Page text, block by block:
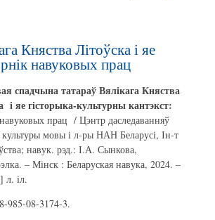
Княства Літоўска і яе
навуковых прац
спадчына татараў Вялікага Княства
і яе гісторыка-культурны кантэкст:
прац / Цэнтр даследаванняў
культуры мовы і л-ры НАН Беларусі, Ін-т
навук. рэд.: І.А. Сынкова,
– Мінск : Беларуская навука, 2024. –
л. іл.
985-08-3174-3.